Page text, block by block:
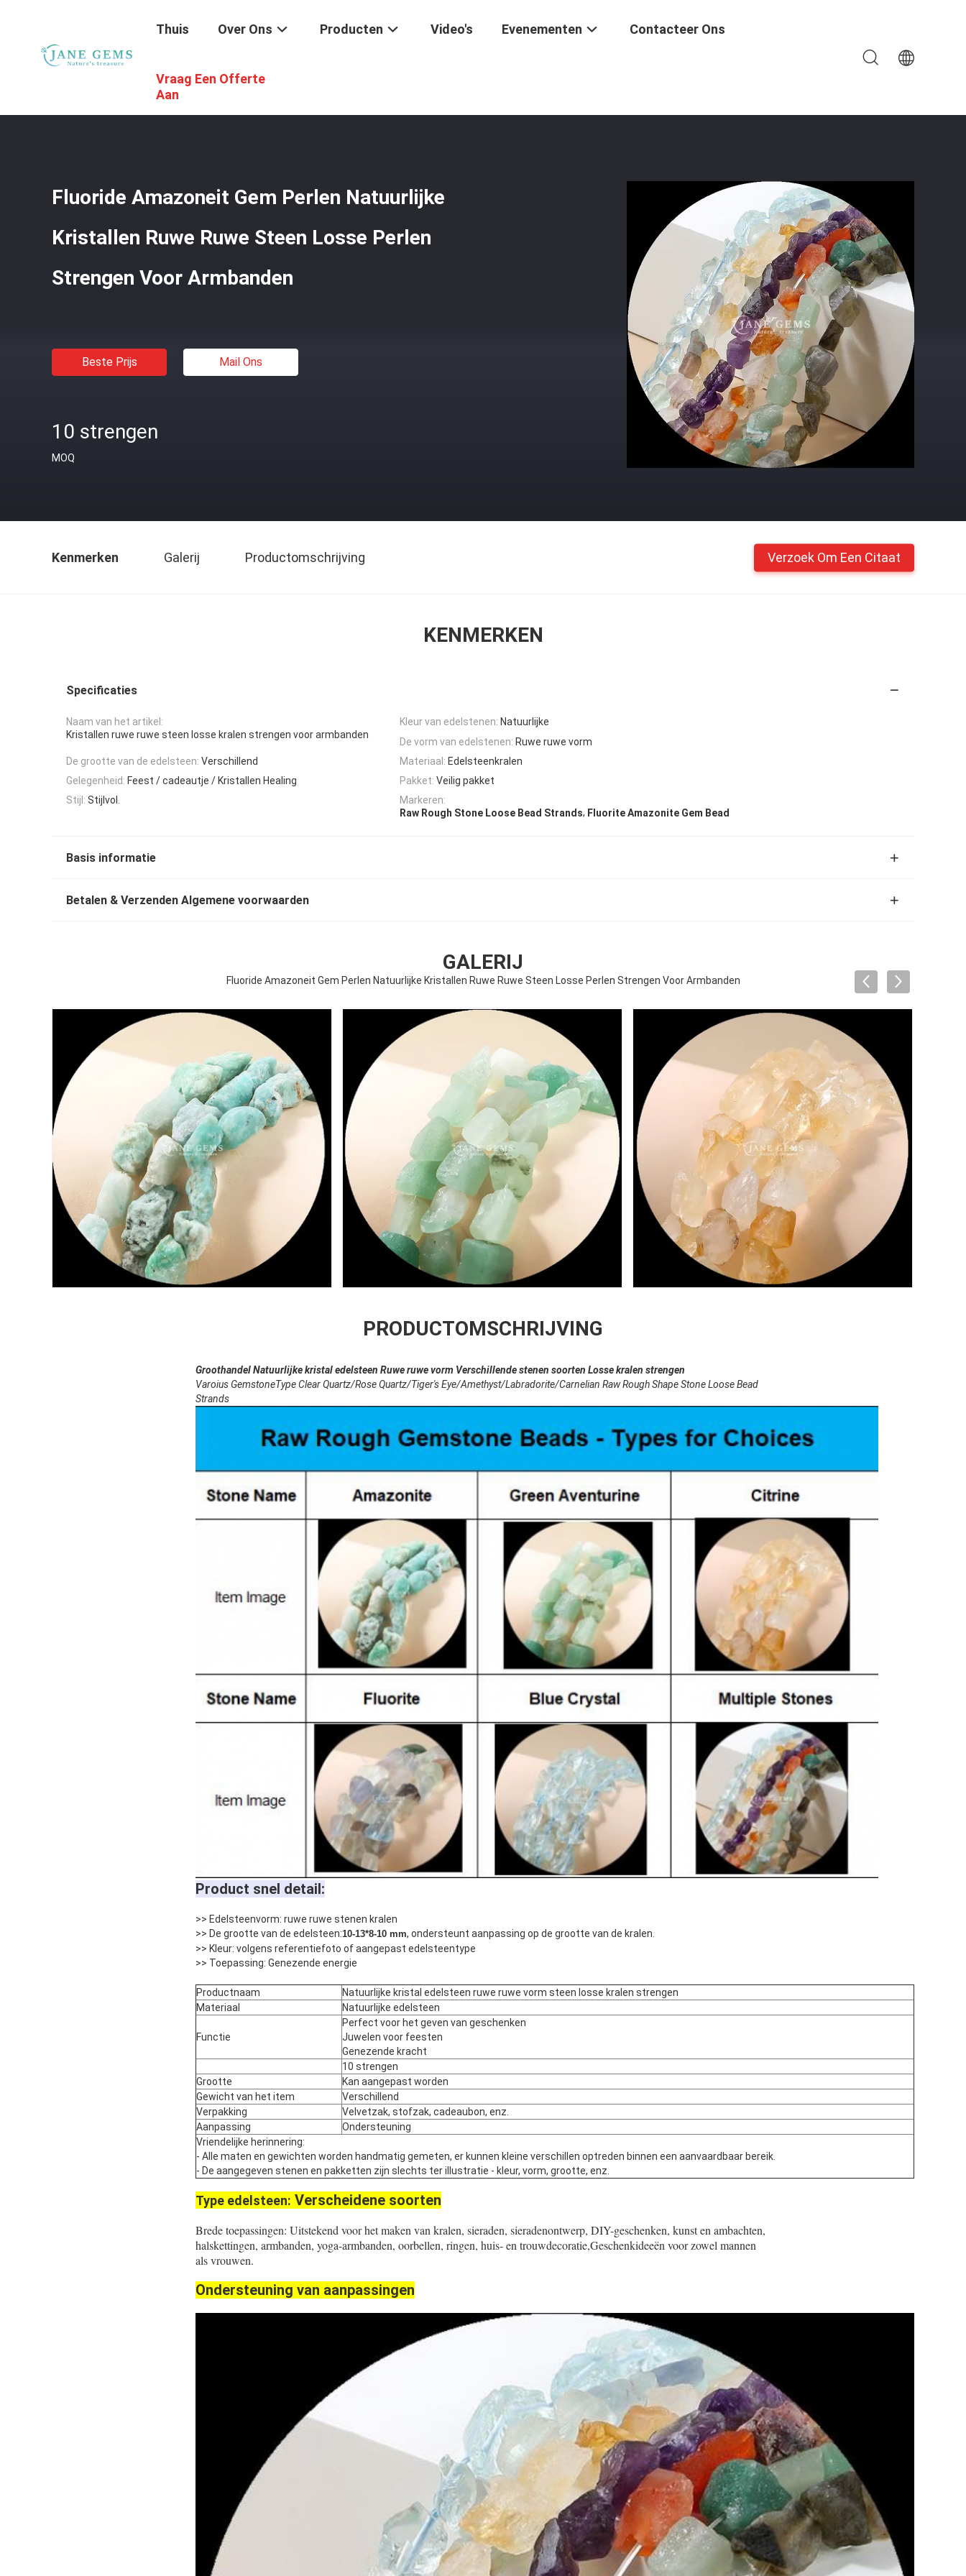
Thuis Over Ons Producten Video's Evenementen Contacteer Ons
Vraag Een Offerte
Aan
Edelstenenkralen / Fluoride Amazoneit Gem Perlen Natuurlijke Kristallen Ruwe Ruwe Steen Losse Perlen Strengen Voor Armbanden
Fluoride Amazoneit Gem Perlen Natuurlijke
Kristallen Ruwe Ruwe Steen Losse Perlen
Strengen Voor Armbanden
Beste Prijs Mail Ons
10 strengen
MOQ
Kenmerken Galerij Productomschrijving Verzoek Om Een Citaat
KENMERKEN
Specificaties
Naam van het artikel:
Kristallen ruwe ruwe steen losse kralen strengen voor armbanden
Kleur van edelstenen: Natuurlijke
De vorm van edelstenen: Ruwe ruwe vorm
De grootte van de edelsteen: Verschillend Materiaal: Edelsteenkralen
Gelegenheid: Feest / cadeautje / Kristallen Healing Pakket: Veilig pakket
Stijl: Stijlvol.
Markeren:
Raw Rough Stone Loose Bead Strands, Fluorite Amazonite Gem Bead
Basis informatie
Betalen & Verzenden Algemene voorwaarden
GALERIJ
Fluoride Amazoneit Gem Perlen Natuurlijke Kristallen Ruwe Ruwe Steen Losse Perlen Strengen Voor Armbanden
PRODUCTOMSCHRIJVING
Groothandel Natuurlijke kristal edelsteen Ruwe ruwe vorm Verschillende stenen soorten Losse kralen strengen
Varoius GemstoneType Clear Quartz/Rose Quartz/Tiger's Eye/Amethyst/Labradorite/Carnelian Raw Rough Shape Stone Loose Bead
Strands
Product snel detail:
>> Edelsteenvorm: ruwe ruwe stenen kralen
>> De grootte van de edelsteen:10-13*8-10 mm, ondersteunt aanpassing op de grootte van de kralen.
>> Kleur: volgens referentiefoto of aangepast edelsteentype
>> Toepassing: Genezende energie
Productnaam
Natuurlijke kristal edelsteen ruwe ruwe vorm steen losse kralen strengen
Materiaal
Natuurlijke edelsteen
Functie
Perfect voor het geven van geschenken
Juwelen voor feesten
Genezende kracht
10 strengen
Grootte
Kan aangepast worden
Gewicht van het item
Verschillend
Verpakking
Velvetzak, stofzak, cadeaubon, enz.
Aanpassing
Ondersteuning
Vriendelijke herinnering:
- Alle maten en gewichten worden handmatig gemeten, er kunnen kleine verschillen optreden binnen een aanvaardbaar bereik.
- De aangegeven stenen en pakketten zijn slechts ter illustratie - kleur, vorm, grootte, enz.
Type edelsteen: Verscheidene soorten
Brede toepassingen: Uitstekend voor het maken van kralen, sieraden, sieradenontwerp, DIY-geschenken, kunst en ambachten,
halskettingen, armbanden, yoga-armbanden, oorbellen, ringen, huis- en trouwdecoratie,Geschenkideeën voor zowel mannen
als vrouwen.
Ondersteuning van aanpassingen